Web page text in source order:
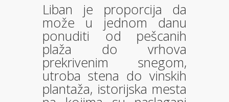
Liban je proporcija da
može u jednom danu
ponuditi od pešcanih
plaža do vrhova
prekrivenim snegom,
utroba stena do vinskih
plantaža, istorijska mesta